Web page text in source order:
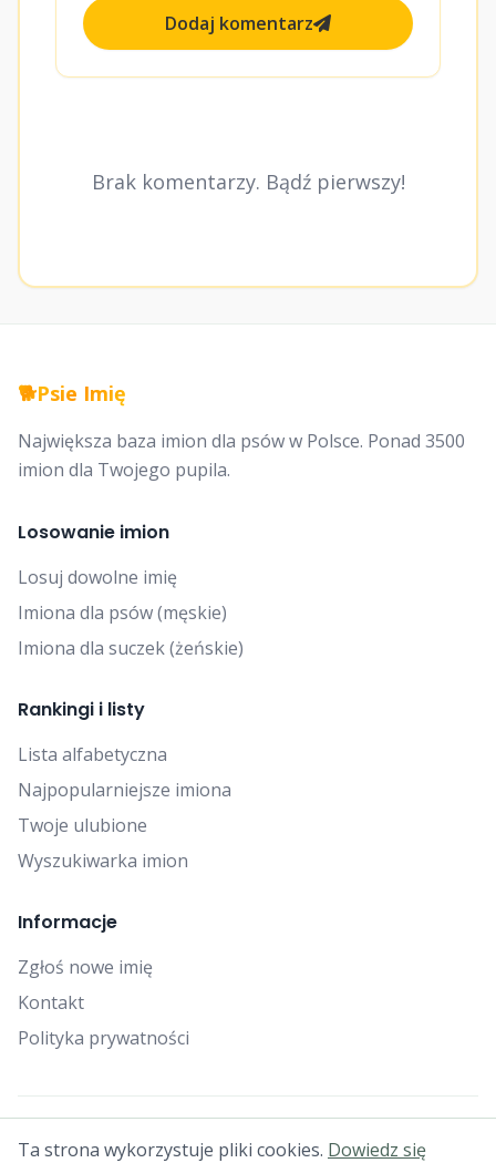
Dodaj komentarz
Brak komentarzy. Bądź pierwszy!
🐕Psie Imię
Największa baza imion dla psów w Polsce. Ponad 3500
imion dla Twojego pupila.
Losowanie imion
Losuj dowolne imię
Imiona dla psów (męskie)
Imiona dla suczek (żeńskie)
Rankingi i listy
Lista alfabetyczna
Najpopularniejsze imiona
Twoje ulubione
Wyszukiwarka imion
Informacje
Zgłoś nowe imię
Kontakt
Polityka prywatności
© 2025 Falcon Bytes. Wszelkie prawa zastrzeżone.
Ta strona wykorzystuje pliki cookies. Dowiedz się